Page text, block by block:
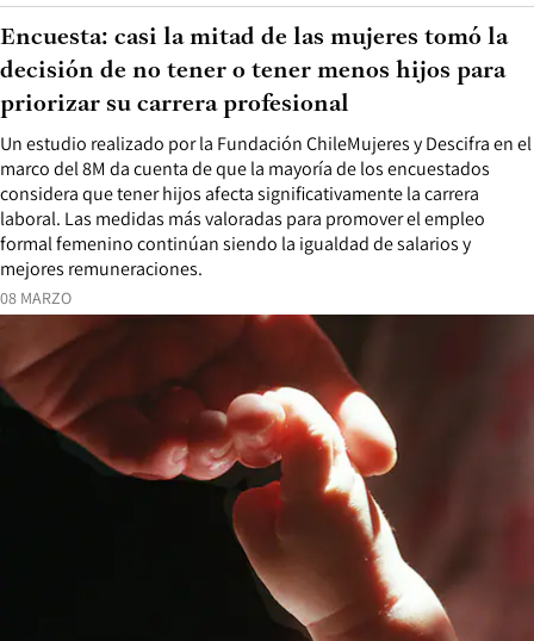
08 MARZO
Un estudio realizado por la Fundación ChileMujeres y Descifra en el
marco del 8M da cuenta de que la mayoría de los encuestados
considera que tener hijos afecta significativamente la carrera
laboral. Las medidas más valoradas para promover el empleo
formal femenino continúan siendo la igualdad de salarios y
mejores remuneraciones.
Encuesta: casi la mitad de las mujeres tomó la
decisión de no tener o tener menos hijos para
priorizar su carrera profesional